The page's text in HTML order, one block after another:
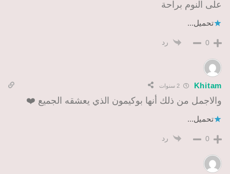
على النوم براحة
تحميل...
0 رد
Khitam 2 سنوات
والاجمل من ذلك أنها بوكيمون الذي يعشقه الجميع ❤️
تحميل...
0 رد